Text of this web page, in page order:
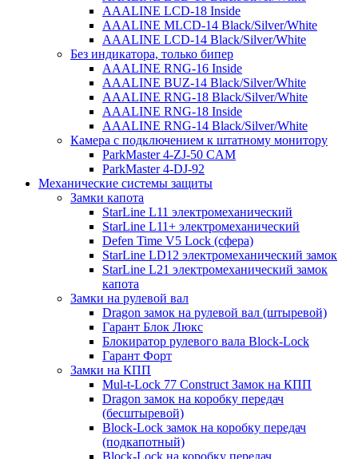
AAALINE LCD-18 Inside
AAALINE MLCD-14 Black/Silver/White
AAALINE LCD-14 Black/Silver/White
Без индикатора, только бипер
AAALINE RNG-16 Inside
AAALINE BUZ-14 Black/Silver/White
AAALINE RNG-18 Black/Silver/White
AAALINE RNG-18 Inside
AAALINE RNG-14 Black/Silver/White
Камера с подключением к штатному монитору
ParkMaster 4-ZJ-50 CAM
ParkMaster 4-DJ-92
Механические системы защиты
Замки капота
StarLine L11 электромеханический
StarLine L11+ электромеханический
Defen Time V5 Lock (сфера)
StarLine LD12 электромеханический замок
StarLine L21 электромеханический замок
капота
Замки на рулевой вал
Dragon замок на рулевой вал (штыревой)
Гарант Блок Люкс
Блокиратор рулевого вала Block-Lock
Гарант Форт
Замки на КПП
Mul-t-Lock 77 Construct Замок на КПП
Dragon замок на коробку передач
(бесштыревой)
Block-Lock замок на коробку передач
(подкапотный)
Block-Lock на коробку передач